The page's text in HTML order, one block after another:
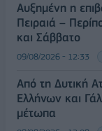
Αυξημένη η
Πειραιά –
και Σάββατο
09/08/2026 - 12:33
Από τη Δυτική
Ελλήνων και
μέτωπα